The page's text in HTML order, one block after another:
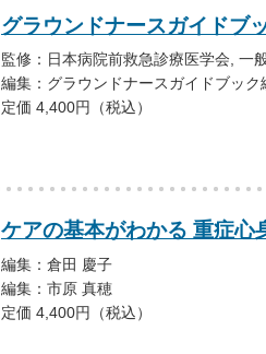
グラウンドナースガイドブ
監修：日本病院前救急診療医学会, 一
編集：グラウンドナースガイドブック
定価 4,400円（税込）
ケアの基本がわかる 重症
編集：倉田 慶子
編集：市原 真穂
定価 4,400円（税込）